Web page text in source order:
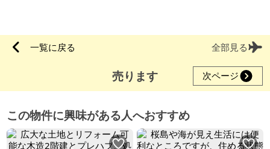
一覧に戻る 全部見る
売ります 次ページ
この物件に興味がある人へおすすめ